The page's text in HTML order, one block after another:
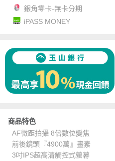
銀角零卡-無卡分期
iPASS MONEY
商品特色
AF微距拍攝 8倍數位變焦
前後鏡頭『4900萬』畫素
3吋IPS超高清觸控式螢幕